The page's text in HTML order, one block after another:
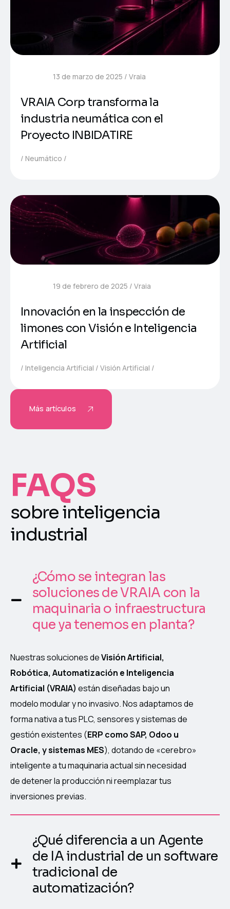
13 de marzo de 2025 Vraia
VRAIA Corp transforma la
industria neumática con el
Proyecto INBIDATIRE
Neumático
19 de febrero de 2025 Vraia
Innovación en la inspección de
limones con Visión e Inteligencia
Artificial
Inteligencia Artificial Visión Artificial
Más artículos
FAQS
sobre inteligencia
industrial
¿Cómo se integran las
soluciones de VRAIA con la
maquinaria o infraestructura
que ya tenemos en planta?
Nuestras soluciones deVisión Artificial,
Robótica, Automatización e Inteligencia
Artificial (VRAIA) están diseñadas bajo un
modelo modular y no invasivo. Nos adaptamos de
forma nativa a tus PLC, sensores y sistemas de
gestión existentes (ERP como SAP, Odoo u
Oracle, y sistemas MES), dotando de «cerebro»
inteligente a tu maquinaria actual sin necesidad
de detener la producción ni reemplazar tus
inversiones previas.
¿Qué diferencia a un Agente
de IA industrial de un software
tradicional de
automatización?